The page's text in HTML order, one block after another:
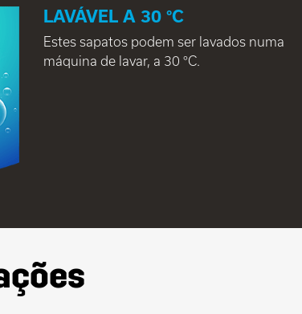
LAVÁVEL A 30 °C
Estes sapatos podem ser lavados numa
máquina de lavar, a 30 °C.